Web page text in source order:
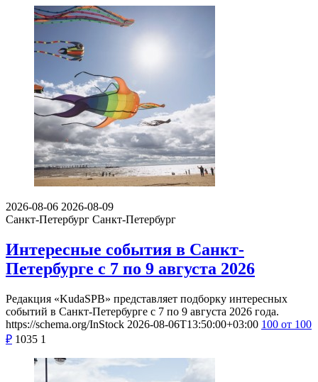
2026-08-06 2026-08-09
Санкт-Петербург Санкт-Петербург
Интересные события в Санкт-
Петербурге с 7 по 9 августа 2026
Редакция «KudaSPB» представляет подборку интересных
событий в Санкт-Петербурге с 7 по 9 августа 2026 года.
https://schema.org/InStock 2026-08-06T13:50:00+03:00 100 от 100
₽ 1035 1